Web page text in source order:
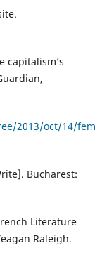
capitalism’s
2013/oct/14/
Bucharest:
Literature
Raleigh.